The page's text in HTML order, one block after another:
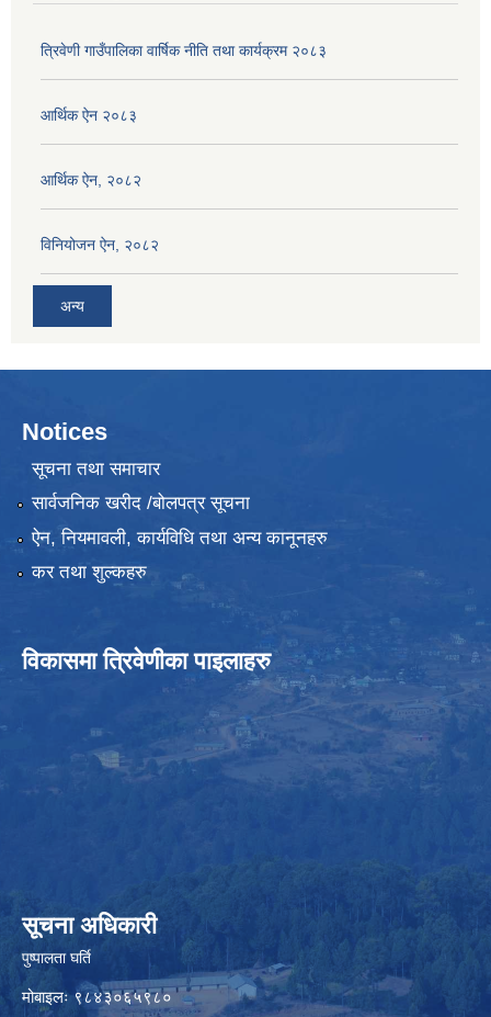
त्रिवेणी गाउँपालिका वार्षिक नीति तथा कार्यक्रम २०८३
आर्थिक ऐन २०८३
आर्थिक ऐन, २०८२
विनियोजन ऐन, २०८२
अन्य
Notices
सूचना तथा समाचार
सार्वजनिक खरीद /बोलपत्र सूचना
ऐन, नियमावली, कार्यविधि तथा अन्य कानूनहरु
कर तथा शुल्कहरु
विकासमा त्रिवेणीका पाइलाहरु
सूचना अधिकारी
पुष्पालता घर्ति
मोबाइलः ९८४३०६५९८०